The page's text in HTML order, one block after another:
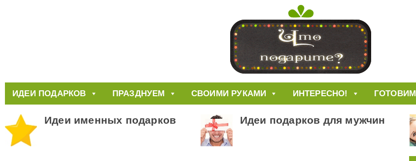
ИДЕИ ПОДАРКОВ ПРАЗДНУЕМ СВОИМИ РУКАМИ ИНТЕРЕСНО! ГОТОВИМ
Идеи именных подарков Идеи подарков для мужчин